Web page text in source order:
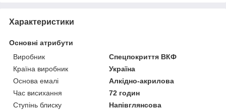
Характеристики
Основні атрибути
Виробник
Спецпокриття ВКФ
Країна виробник
Україна
Основа емалі
Алкідно-акрилова
Час висихання
72 годин
Ступінь блиску
Напівглянсова